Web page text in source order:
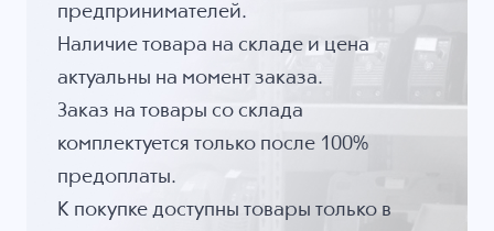
предпринимателей.
Наличие товара на складе и цена
актуальны на момент заказа.
Заказ на товары со склада
комплектуется только после 100%
предоплаты.
К покупке доступны товары только в